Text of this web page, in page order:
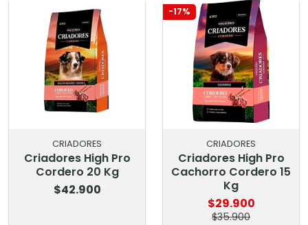
CRIADORES
Criadores High Pro
Cordero 20 Kg
$42.900
-17%
CRIADORES
Criadores High Pro
Cachorro Cordero 15
Kg
$29.900
$35.900